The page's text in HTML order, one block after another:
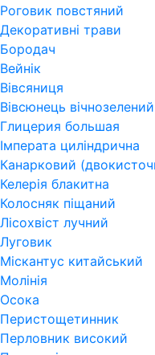
Роговик повстяний
Декоративні трави
Бородач
Вейнік
Вівсяниця
Вівсюнець вічнозелений
Глицерия большая
Імперата циліндрична
Канарковий
Келерія блакитна
Колосняк піщаний
Лісохвіст лучний
Луговик
Міскантус китайський
Молінія
Осока
Перистощетинник
Перловник високий